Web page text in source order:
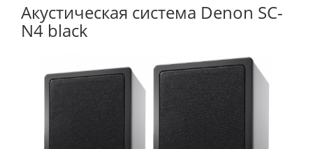
Акустическая система Denon SC-
N4 black